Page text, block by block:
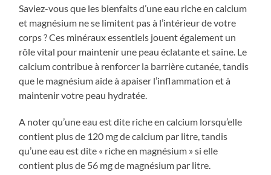
Saviez-vous que les bienfaits d’une eau riche en calcium
et magnésium ne se limitent pas à l’intérieur de votre
corps ? Ces minéraux essentiels jouent également un
rôle vital pour maintenir une peau éclatante et saine. Le
calcium contribue à renforcer la barrière cutanée, tandis
que le magnésium aide à apaiser l’inflammation et à
maintenir votre peau hydratée.
A noter qu’une eau est dite riche en calcium lorsqu’elle
contient plus de 120 mg de calcium par litre, tandis
qu’une eau est dite « riche en magnésium » si elle
contient plus de 56 mg de magnésium par litre.